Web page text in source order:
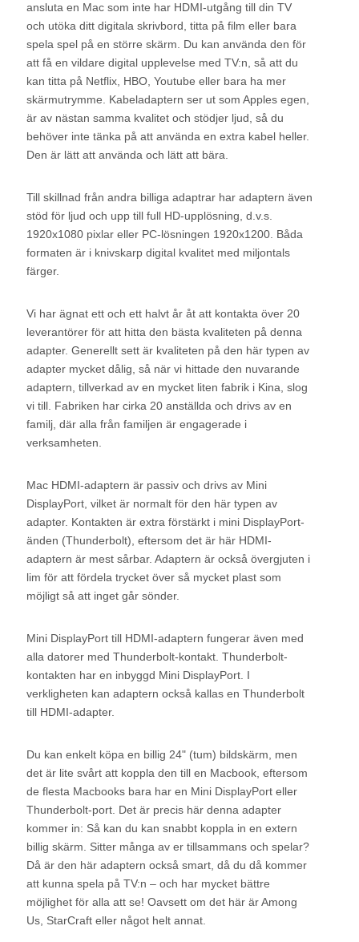
ansluta en Mac som inte har HDMI-utgång till din TV
och utöka ditt digitala skrivbord, titta på film eller bara
spela spel på en större skärm. Du kan använda den för
att få en vildare digital upplevelse med TV:n, så att du
kan titta på Netflix, HBO, Youtube eller bara ha mer
skärmutrymme. Kabeladaptern ser ut som Apples egen,
är av nästan samma kvalitet och stödjer ljud, så du
behöver inte tänka på att använda en extra kabel heller.
Den är lätt att använda och lätt att bära.
Till skillnad från andra billiga adaptrar har adaptern även
stöd för ljud och upp till full HD-upplösning, d.v.s.
1920x1080 pixlar eller PC-lösningen 1920x1200. Båda
formaten är i knivskarp digital kvalitet med miljontals
färger.
Vi har ägnat ett och ett halvt år åt att kontakta över 20
leverantörer för att hitta den bästa kvaliteten på denna
adapter. Generellt sett är kvaliteten på den här typen av
adapter mycket dålig, så när vi hittade den nuvarande
adaptern, tillverkad av en mycket liten fabrik i Kina, slog
vi till. Fabriken har cirka 20 anställda och drivs av en
familj, där alla från familjen är engagerade i
verksamheten.
Mac HDMI-adaptern är passiv och drivs av Mini
DisplayPort, vilket är normalt för den här typen av
adapter. Kontakten är extra förstärkt i mini DisplayPort-
änden (Thunderbolt), eftersom det är här HDMI-
adaptern är mest sårbar. Adaptern är också övergjuten i
lim för att fördela trycket över så mycket plast som
möjligt så att inget går sönder.
Mini DisplayPort till HDMI-adaptern fungerar även med
alla datorer med Thunderbolt-kontakt. Thunderbolt-
kontakten har en inbyggd Mini DisplayPort. I
verkligheten kan adaptern också kallas en Thunderbolt
till HDMI-adapter.
Du kan enkelt köpa en billig 24" (tum) bildskärm, men
det är lite svårt att koppla den till en Macbook, eftersom
de flesta Macbooks bara har en Mini DisplayPort eller
Thunderbolt-port. Det är precis här denna adapter
kommer in: Så kan du kan snabbt koppla in en extern
billig skärm. Sitter många av er tillsammans och spelar?
Då är den här adaptern också smart, då du då kommer
att kunna spela på TV:n – och har mycket bättre
möjlighet för alla att se! Oavsett om det här är Among
Us, StarCraft eller något helt annat.